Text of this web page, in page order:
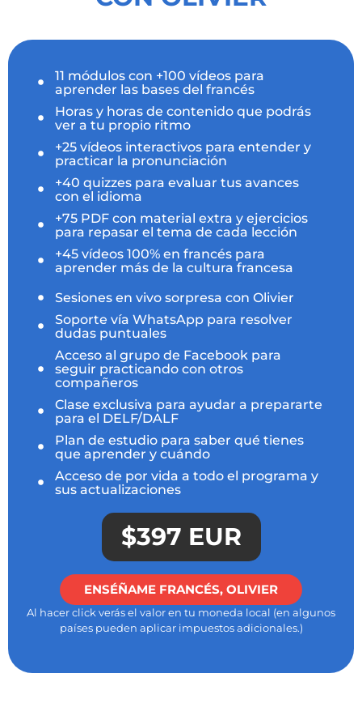
11 módulos con +100 vídeos para
aprender las bases del francés
Horas y horas de contenido que podrás
ver a tu propio ritmo
+25 vídeos interactivos para entender y
practicar la pronunciación
+40 quizzes para evaluar tus avances
con el idioma
+75 PDF con material extra y ejercicios
para repasar el tema de cada lección
+45 vídeos 100% en francés para
aprender más de la cultura francesa
Sesiones en vivo sorpresa con Olivier
Soporte vía WhatsApp para resolver
dudas puntuales
Acceso al grupo de Facebook para
seguir practicando con otros
compañeros
Clase exclusiva para ayudar a prepararte
para el DELF/DALF
Plan de estudio para saber qué tienes
que aprender y cuándo
Acceso de por vida a todo el programa y
sus actualizaciones
$397 EUR
ENSÉÑAME FRANCÉS, OLIVIER
Al hacer click verás el valor en tu moneda local (en algunos
países pueden aplicar impuestos adicionales.)